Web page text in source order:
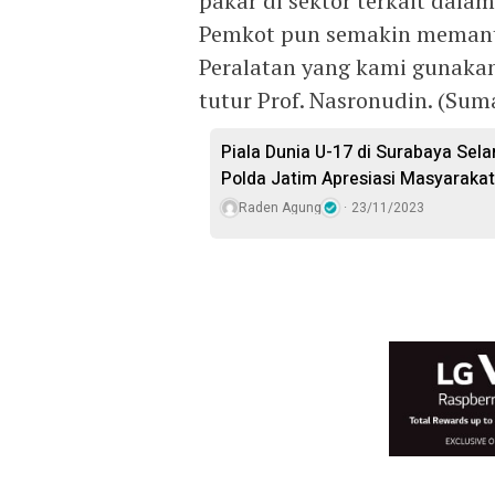
Pemkot pun semakin
Peralatan yang kami
tutur Prof. Nasronudin.
Piala Dunia U-17 di Surabaya
Polda Jatim Apresiasi
Raden Agung 23/11/2023